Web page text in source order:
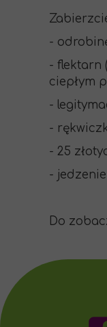
-
- flektarn
ciepłym
-
-
- 25
-
Do